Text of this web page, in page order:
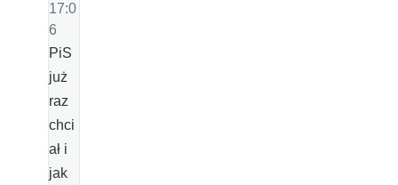
17:0
6
PiS
już
raz
chci
ał i
jak